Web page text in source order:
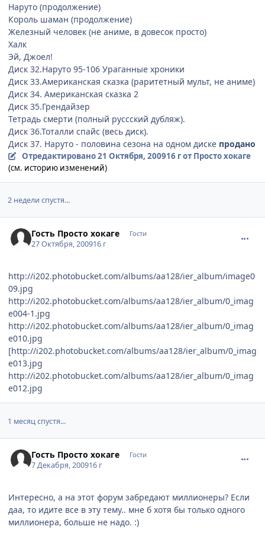
Наруто (продолжение)
Король шаман (продолжение)
Железный человек (не аниме, в довесок просто)
Халк
Эй, Джоел!
Диск 32.Наруто 95-106 Ураганные хроники
Диск 33.Американская сказка (раритетный мульт, не аниме)
Диск 34. Американская сказка 2
Диск 35.Грендайзер
Тетрадь смерти (полный руссский дубляж).
Диск 36.Тоталли спайс (весь диск).
Диск 37. Наруто - половина сезона на одном диске продано
Отредактировано21 Октября, 200916 гот Просто хокаге
(см. историю изменений)
2 недели спустя...
Гость Просто хокаге Гости
27 Октября, 200916 г
http://i202.photobucket.com/albums/aa128/ier_album/image0
09.jpg
http://i202.photobucket.com/albums/aa128/ier_album/0_imag
e004-1.jpg
http://i202.photobucket.com/albums/aa128/ier_album/0_imag
e010.jpg
[http://i202.photobucket.com/albums/aa128/ier_album/0_imag
e013.jpg
http://i202.photobucket.com/albums/aa128/ier_album/0_imag
e012.jpg
1 месяц спустя...
Гость Просто хокаге Гости
7 Декабря, 200916 г
Интересно, а на этот форум забредают миллионеры? Если
даа, то идите все в эту тему.. мне б хотя бы только одного
миллионера, больше не надо. :)